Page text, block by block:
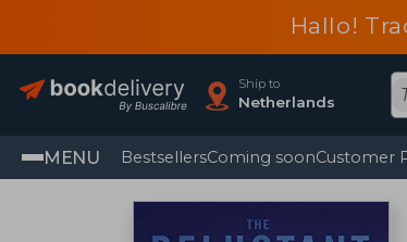
Hallo!
Ship to
Netherlands
MENU BestsellersComing soonCustomer